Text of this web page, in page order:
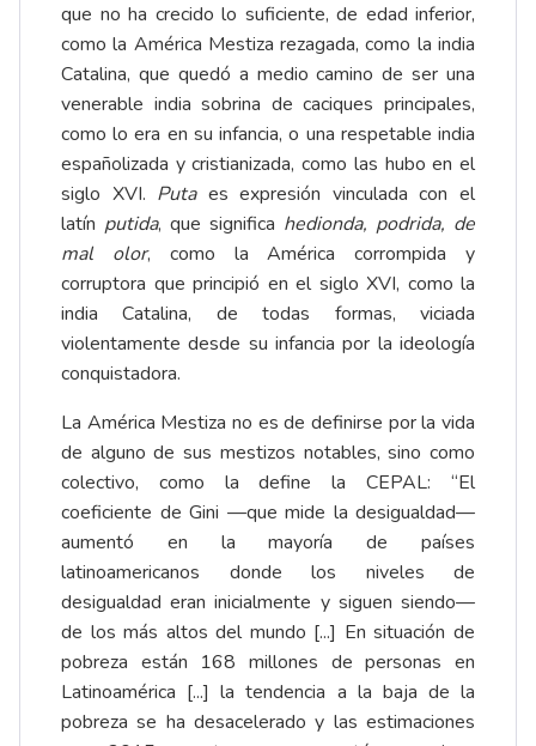
que no ha crecido lo suficiente, de edad inferior,
como la América Mestiza rezagada, como la india
Catalina, que quedó a medio camino de ser una
venerable india sobrina de caciques principales,
como lo era en su infancia, o una respetable india
españolizada y cristianizada, como las hubo en el
siglo XVI. Putaes expresión vinculada con el
latín putida, que significa hedionda, podrida, de
mal olor, como la América corrompida y
corruptora que principió en el siglo XVI, como la
india Catalina, de todas formas, viciada
violentamente desde su infancia por la ideología
conquistadora.
La América Mestiza no es de definirse por la vida
de alguno de sus mestizos notables, sino como
colectivo, como la define la CEPAL: “El
coeficiente de Gini —que mide la desigualdad—
aumentó en la mayoría de países
latinoamericanos donde los niveles de
desigualdad eran inicialmente y siguen siendo—
de los más altos del mundo [...] En situación de
pobreza están 168 millones de personas en
Latinoamérica [...] la tendencia a la baja de la
pobreza se ha desacelerado y las estimaciones